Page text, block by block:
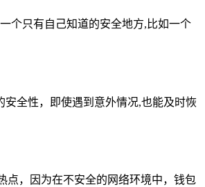
个只有自己知道的安全地方,比如一个
全性，即使遇到意外情况,也能及时恢
点，因为在不安全的网络环境中，钱包